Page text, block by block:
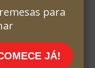
para
JÁ!